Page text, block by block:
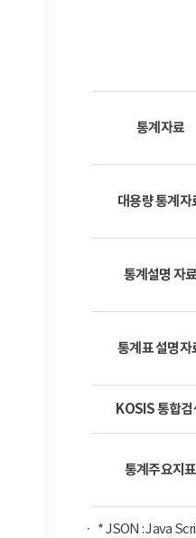
통계자료
대용량 통계자
통계설명 자료
통계표 설명자
KOSIS 통합검
통계주요지표
* JSON : Java